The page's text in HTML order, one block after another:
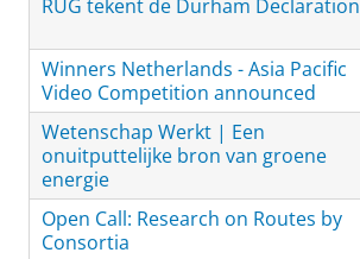
RUG tekent de Durham Declaration
Winners Netherlands - Asia Pacific
Video Competition announced
Wetenschap Werkt | Een
onuitputtelijke bron van groene
energie
Open Call: Research on Routes by
Consortia